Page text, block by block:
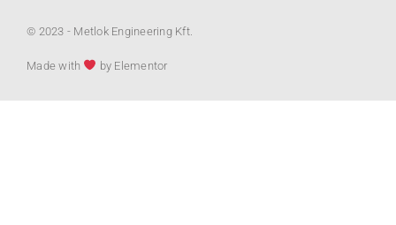
© 2023 - Metlok Engineering Kft.
Made with by Elementor​​